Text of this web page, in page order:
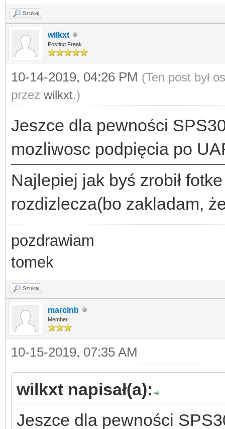
Szukaj
wilkxt
Posting Freak
10-14-2019, 04:26 PM (Ten post był
przez wilkxt.)
Jeszce dla pewności
mozliwosc podpięcia po
Najlepiej jak byś zrobił
rozdizlecza(bo zakladam,
pozdrawiam
tomek
Szukaj
marcinb
Member
10-15-2019, 07:35 AM
wilkxt napisał(a):
Jeszce dla pewności